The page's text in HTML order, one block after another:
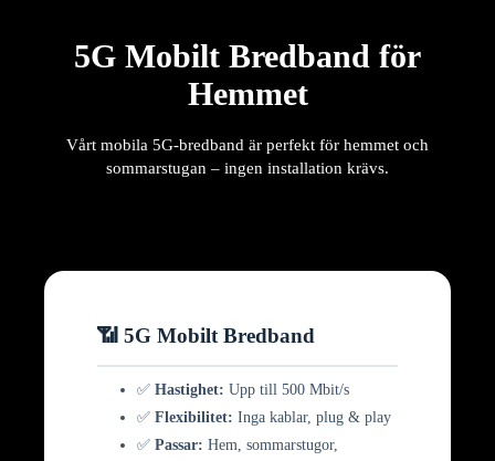
5G Mobilt Bredband för
Hemmet
Vårt mobila 5G-bredband är perfekt för hemmet och
sommarstugan – ingen installation krävs.
📶 5G Mobilt Bredband
✅ Hastighet: Upp till 500 Mbit/s
✅ Flexibilitet: Inga kablar, plug & play
✅ Passar: Hem, sommarstugor,